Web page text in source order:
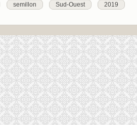
semillon Sud-Ouest
2019